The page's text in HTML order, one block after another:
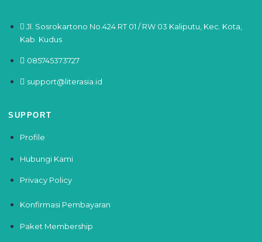
Jl. Sosrokartono No.424 RT 01 / RW 03 Kaliputu, Kec. Kota,
Kab. Kudus
085745373727
support@literasia.id
SUPPORT
Profile
Hubungi Kami
Privacy Policy
Konfirmasi Pembayaran
Paket Membership